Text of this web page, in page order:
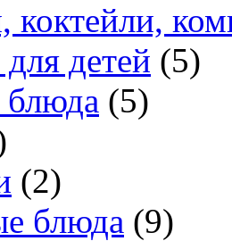
коктейли,
детей (5)
блюда (5)
(2)
блюда (9)